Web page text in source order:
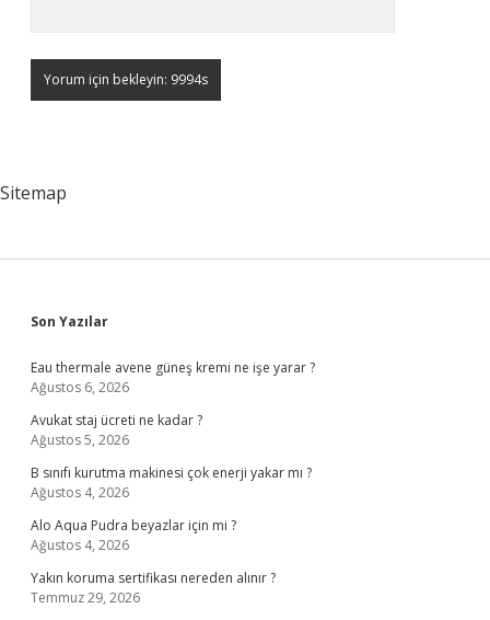
Sitemap
Sidebar
Son Yazılar
Eau thermale avene güneş kremi ne işe yarar ?
Ağustos 6, 2026
Avukat staj ücreti ne kadar ?
Ağustos 5, 2026
B sınıfı kurutma makinesi çok enerji yakar mı ?
Ağustos 4, 2026
Alo Aqua Pudra beyazlar için mi ?
Ağustos 4, 2026
Yakın koruma sertifikası nereden alınır ?
Temmuz 29, 2026